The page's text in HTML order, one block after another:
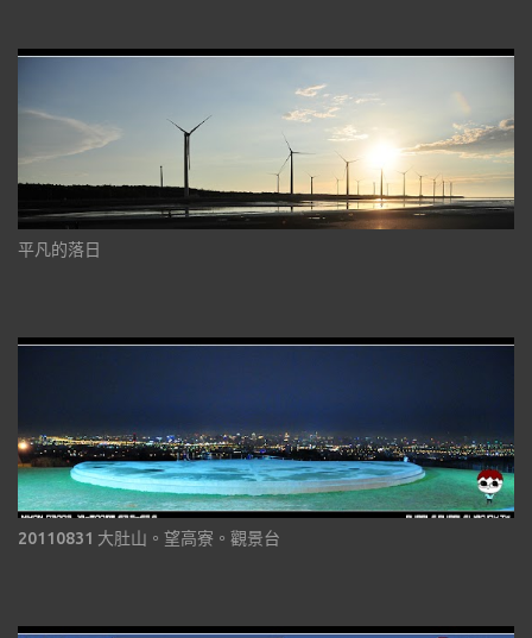
平凡的落日
20110831 大肚山。望高寮。觀景台